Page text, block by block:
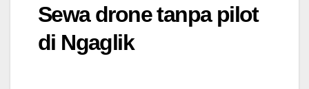
Sewa drone tanpa pilot
di Ngaglik